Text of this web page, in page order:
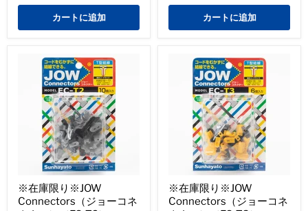
カートに追加 カートに追加
※在庫限り※JOW
Connectors（ジョーコネ
※在庫限り※JOW
Connectors（ジョーコネ